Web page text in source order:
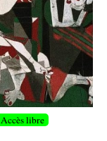
Accès libre